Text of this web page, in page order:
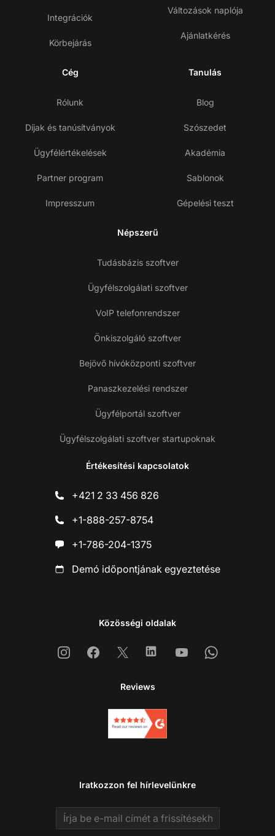
Integrációk
Körbejárás
Változások naplója
Ajánlatkérés
Cég
Rólunk
Díjak és tanúsítványok
Ügyfélértékelések
Partner program
Impresszum
Tanulás
Blog
Szószedet
Akadémia
Sablonok
Gépelési teszt
Népszerű
Tudásbázis szoftver
Ügyfélszolgálati szoftver
VoIP telefonrendszer
Önkiszolgáló szoftver
Bejövő hívóközponti szoftver
Panaszkezelési rendszer
Ügyfélportál szoftver
Ügyfélszolgálati szoftver startupoknak
Értékesítési kapcsolatok
+421 2 33 456 826
+1-888-257-8754
+1-786-204-1375
Demó időpontjának egyeztetése
Közösségi oldalak
InstagramFacebook
X LinkedinYoutubeWhatsapp
Reviews
Iratkozzon fel hírlevelünkre
Email address